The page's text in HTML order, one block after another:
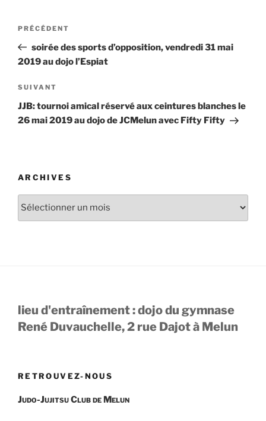
Navigation
l’article
Article
précédent
PRÉCÉDENT
soirée des sports d’opposition, vendredi 31 mai
2019 au dojo l’Espiat
Article
suivant
SUIVANT
JJB: tournoi amical réservé aux ceintures blanches le
26 mai 2019 au dojo de JCMelun avec Fifty Fifty
ARCHIVES
Archives
lieu d'entraînement : dojo du gymnase
René Duvauchelle, 2 rue Dajot à Melun
RETROUVEZ-NOUS
Judo-Jujitsu Club de Melun